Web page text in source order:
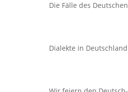
Dialekte in Deutschland